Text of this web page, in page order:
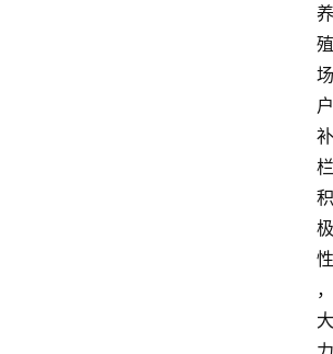
养
殖
场
户
补
栏
积
极
性
，
大